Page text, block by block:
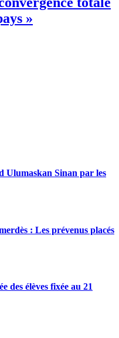
»
Ulumaskan Sinan par les
: Les prévenus placés
des élèves fixée au 21